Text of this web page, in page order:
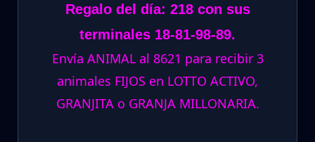
Regalo del día: 218 con sus
terminales 18-81-98-89.
Envía ANIMAL al 8621 para recibir 3
animales FIJOS en LOTTO ACTIVO,
GRANJITA o GRANJA MILLONARIA.